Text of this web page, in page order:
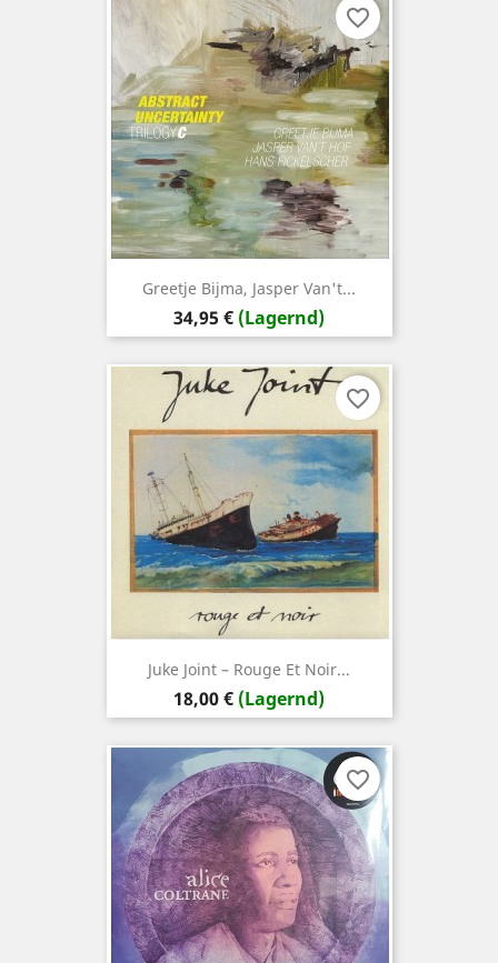
Greetje Bijma, Jasper Van't...
Preis
34,95 € (Lagernd)
favorite_border
Juke Joint – Rouge Et Noir...
Preis
18,00 € (Lagernd)
favorite_border
favorite_border